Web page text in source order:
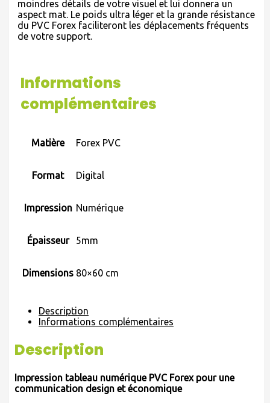
moindres détails de votre visuel et lui donnera un
aspect mat. Le poids ultra léger et la grande résistance
du PVC Forex faciliteront les déplacements fréquents
de votre support.
Informations
complémentaires
Matière Forex PVC
Format Digital
Impression Numérique
Épaisseur 5mm
Dimensions 80×60 cm
Description
Informations complémentaires
Description
Impression tableau numérique PVC Forex pour une
communication design et économique